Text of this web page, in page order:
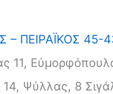
– ΠΕΙΡΑΪΚΟΣ 45-
11,
Ψύλλας, 8